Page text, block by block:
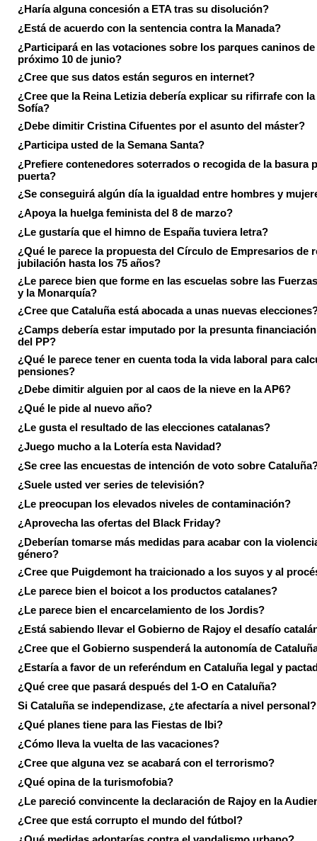
¿Haría alguna concesión a ETA tras su disolución?
¿Está de acuerdo con la sentencia contra la Manada?
¿Participará en las votaciones sobre los parques caninos de
próximo 10 de junio?
¿Cree que sus datos están seguros en internet?
¿Cree que la Reina Letizia debería explicar su rifirrafe con la
Sofía?
¿Debe dimitir Cristina Cifuentes por el asunto del máster?
¿Participa usted de la Semana Santa?
¿Prefiere contenedores soterrados o recogida de la basura
puerta?
¿Se conseguirá algún día la igualdad entre hombres y
¿Apoya la huelga feminista del 8 de marzo?
¿Le gustaría que el himno de España tuviera letra?
¿Qué le parece la propuesta del Círculo de Empresarios de
jubilación hasta los 75 años?
¿Le parece bien que forme en las escuelas sobre las
y la Monarquía?
¿Cree que Cataluña está abocada a unas nuevas
¿Camps debería estar imputado por la presunta
del PP?
¿Qué le parece tener en cuenta toda la vida laboral para
pensiones?
¿Debe dimitir alguien por al caos de la nieve en la AP6?
¿Qué le pide al nuevo año?
¿Le gusta el resultado de las elecciones catalanas?
¿Juego mucho a la Lotería esta Navidad?
¿Se cree las encuestas de intención de voto sobre
¿Suele usted ver series de televisión?
¿Le preocupan los elevados niveles de contaminación?
¿Aprovecha las ofertas del Black Friday?
¿Deberían tomarse más medidas para acabar con la
género?
¿Cree que Puigdemont ha traicionado a los suyos y al
¿Le parece bien el boicot a los productos catalanes?
¿Le parece bien el encarcelamiento de los Jordis?
¿Está sabiendo llevar el Gobierno de Rajoy el desafío
¿Cree que el Gobierno suspenderá la autonomía de
¿Estaría a favor de un referéndum en Cataluña legal y
¿Qué cree que pasará después del 1-O en Cataluña?
Si Cataluña se independizase, ¿te afectaría a nivel personal?
¿Qué planes tiene para las Fiestas de Ibi?
¿Cómo lleva la vuelta de las vacaciones?
¿Cree que alguna vez se acabará con el terrorismo?
¿Qué opina de la turismofobia?
¿Le pareció convincente la declaración de Rajoy en la
¿Cree que está corrupto el mundo del fútbol?